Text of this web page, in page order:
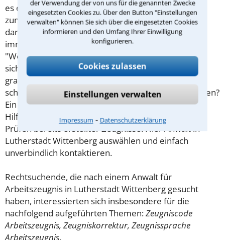
der Verwendung der von uns für die genannten Zwecke
eingesetzten Cookies zu. Über den Button "Einstellungen
verwalten" können Sie sich über die eingesetzten Cookies
informieren und den Umfang Ihrer Einwilligung
konfigurieren.
Cookies zulassen
Einstellungen verwalten
Impressum ⁃ Datenschutzerklärung
es entsprechend (positiv) formuliert ist. Obwohl es
zum Arbeitszeugnis viele Regelungen gibt, herrscht
darüber zwischen Arbeitgeber und Arbeitnehmer
immer wieder große Uneinigkeit. Was heißt
"Wohlwollen" genau? Oder Vollständigkeit? Soll man
sich der Zeugnissprache "ergeben" und
grammatikalisch falsch "zur vollsten Zufriedenheit"
schreiben oder in seinen eigenen Worten formulieren?
Ein Anwalt fürArbeitsrechtkann hierfür wertvolle
Hilfe leisten, sowohl beim Erstellen als auch beim
Prüfen bereits erstellter Zeugnisse. Hier Anwalt in
Lutherstadt Wittenberg auswählen und einfach
unverbindlich kontaktieren.
Rechtsuchende, die nach einem Anwalt für
Arbeitszeugnis in Lutherstadt Wittenberg gesucht
haben, interessierten sich insbesondere für die
nachfolgend aufgeführten Themen:Zeugniscode
Arbeitszeugnis, Zeugniskorrektur, Zeugnissprache
Arbeitszeugnis.